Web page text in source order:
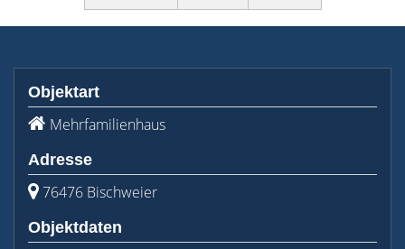
Objektart
Mehrfamilienhaus
Adresse
76476 Bischweier
Objektdaten